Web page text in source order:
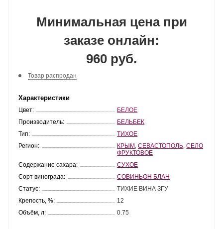
Минимальная цена при
заказе онлайн:
960 руб.
Товар распродан
Характеристики
Цвет:
БЕЛОЕ
Производитель:
БЕЛЬБЕК
Тип:
ТИХОЕ
Регион:
КРЫМ ,СЕВАСТОПОЛЬ ,СЕЛО
ФРУКТОВОЕ
Содержание сахара:
СУХОЕ
Сорт винограда:
СОВИНЬОН БЛАН
Статус:
ТИХИЕ ВИНА ЗГУ
Крепость, %:
12
Объём, л:
0.75